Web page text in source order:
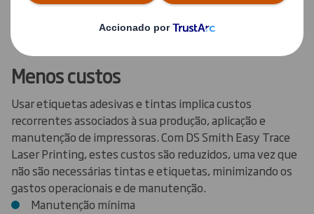
Menos custos
Usar etiquetas adesivas e tintas implica custos
recorrentes associados à sua produção, aplicação e
manutenção de impressoras. Com DS Smith Easy Trace
Laser Printing, estes custos são reduzidos, uma vez que
não são necessárias tintas e etiquetas, minimizando os
gastos operacionais e de manutenção.
Manutenção mínima